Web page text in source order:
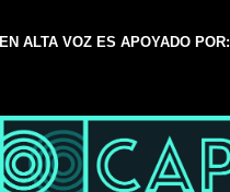
EN ALTA VOZ ES APOYADO POR: